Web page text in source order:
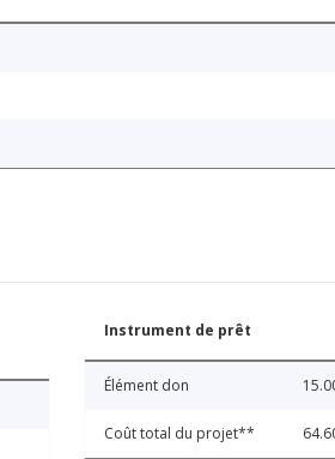
Instrument de prêt
Élément don
Coût total du projet**